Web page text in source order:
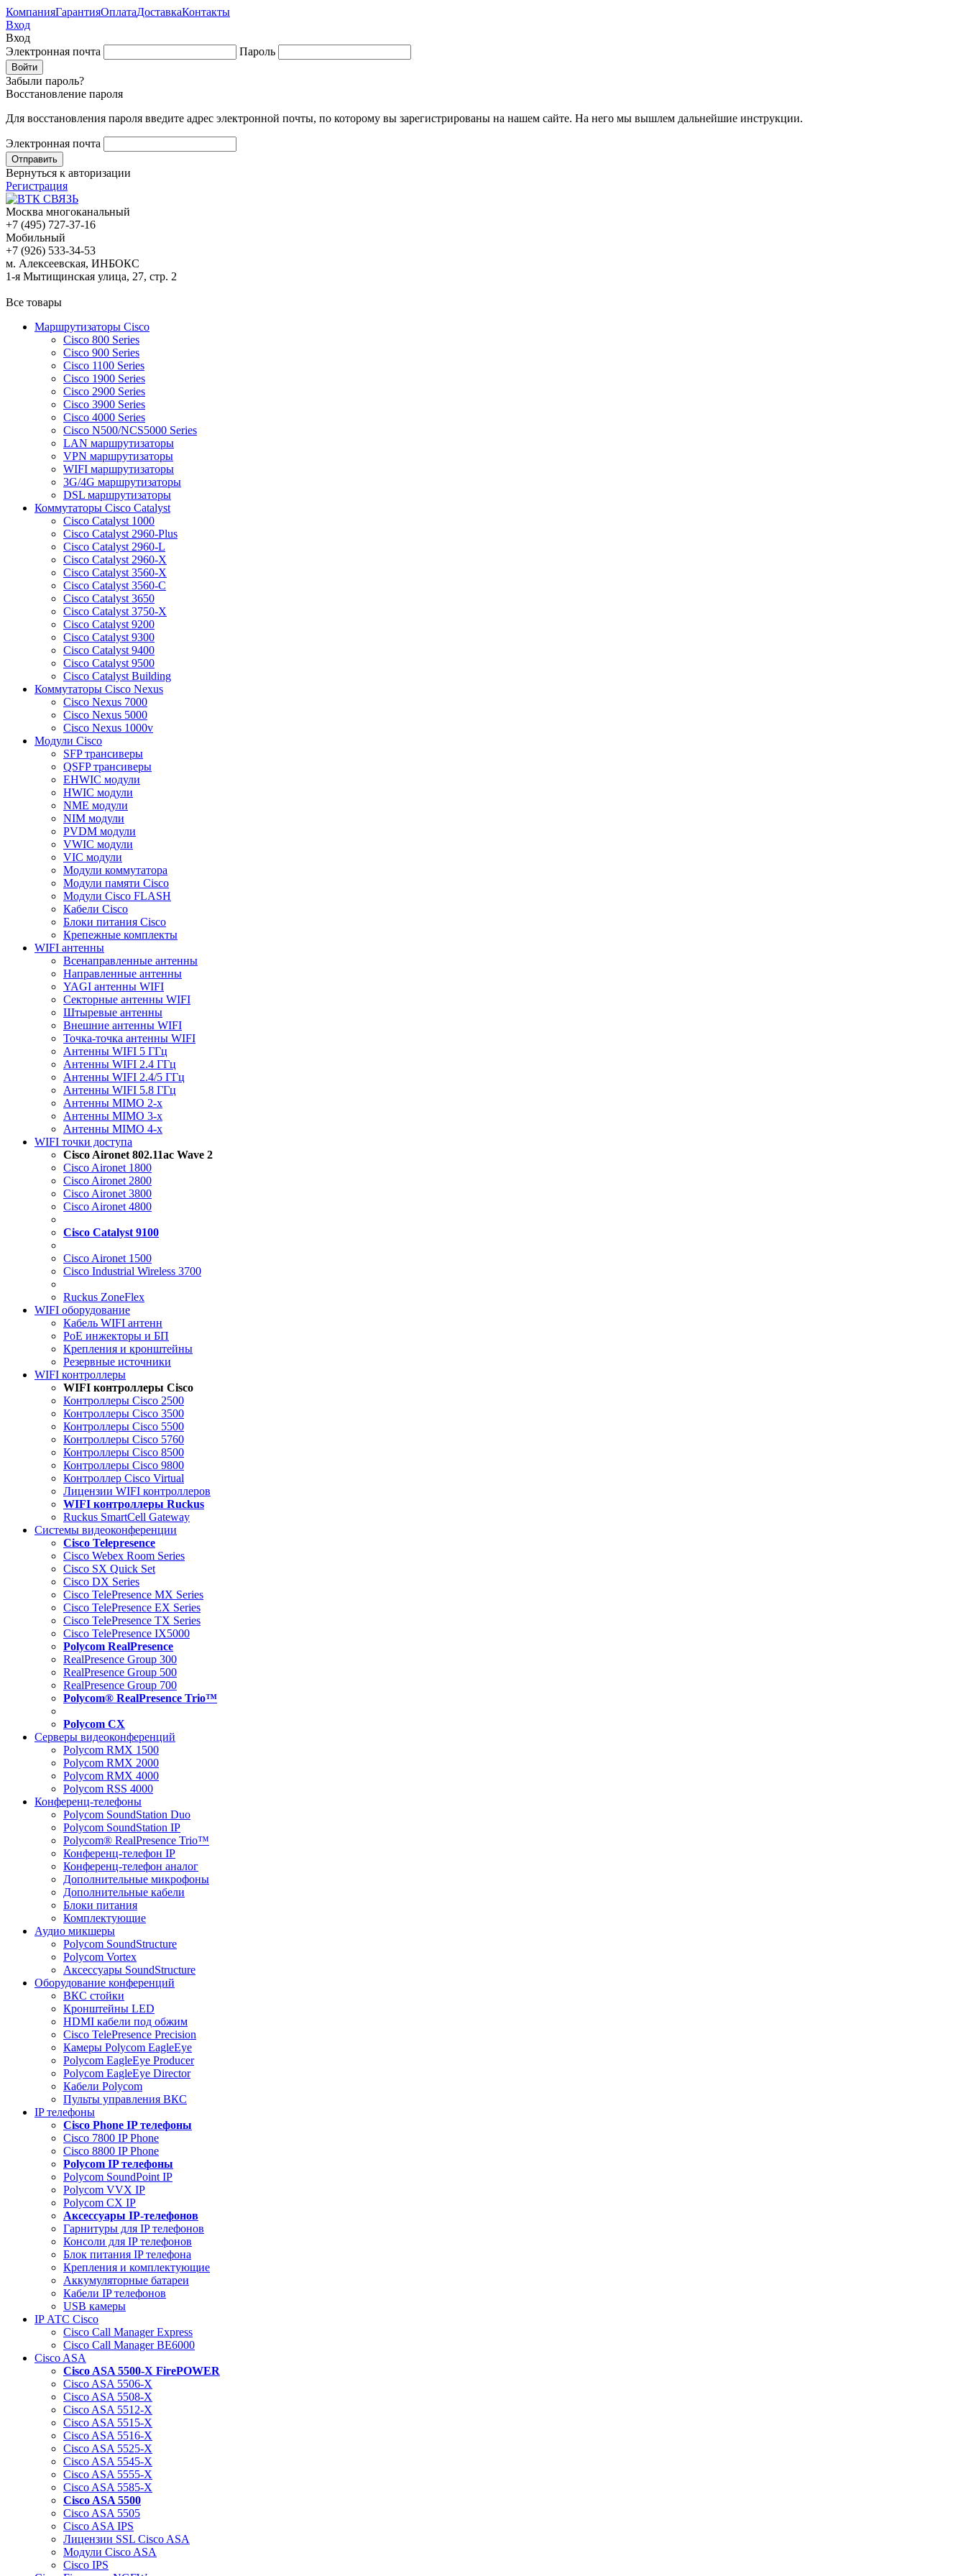
КомпанияГарантияОплатаДоставкаКонтакты
Вход
Вход
Электронная почта
Пароль
Забыли пароль?
Восстановление пароля
Для восстановления пароля введите адрес электронной почты, по которому вы зарегистрированы на нашем сайте. На него мы вышлем дальнейшие инструкции.
Электронная почта
Вернуться к авторизации
Регистрация
Москва многоканальный
+7 (495) 727-37-16
Мобильный
+7 (926) 533-34-53
м. Алексеевская, ИНБОКС
1-я Мытищинская улица, 27, стр. 2
Все товары
Маршрутизаторы Cisco
Cisco 800 Series
Cisco 900 Series
Cisco 1100 Series
Cisco 1900 Series
Cisco 2900 Series
Cisco 3900 Series
Cisco 4000 Series
Cisco N500/NCS5000 Series
LAN маршрутизаторы
VPN маршрутизаторы
WIFI маршрутизаторы
3G/4G маршрутизаторы
DSL маршрутизаторы
Коммутаторы Cisco Catalyst
Cisco Catalyst 1000
Cisco Catalyst 2960-Plus
Cisco Catalyst 2960-L
Cisco Catalyst 2960-X
Cisco Catalyst 3560-X
Cisco Catalyst 3560-C
Cisco Catalyst 3650
Cisco Catalyst 3750-X
Cisco Catalyst 9200
Cisco Catalyst 9300
Cisco Catalyst 9400
Cisco Catalyst 9500
Cisco Catalyst Building
Коммутаторы Cisco Nexus
Cisco Nexus 7000
Cisco Nexus 5000
Cisco Nexus 1000v
Модули Cisco
SFP трансиверы
QSFP трансиверы
EHWIC модули
HWIC модули
NME модули
NIM модули
PVDM модули
VWIC модули
VIC модули
Модули коммутатора
Модули памяти Cisco
Модули Cisco FLASH
Кабели Cisco
Блоки питания Cisco
Крепежные комплекты
WIFI антенны
Всенаправленные антенны
Направленные антенны
YAGI антенны WIFI
Секторные антенны WIFI
Штыревые антенны
Внешние антенны WIFI
Точка-точка антенны WIFI
Антенны WIFI 5 ГГц
Антенны WIFI 2.4 ГГц
Антенны WIFI 2.4/5 ГГц
Антенны WIFI 5.8 ГГц
Антенны MIMO 2-x
Антенны MIMO 3-x
Антенны MIMO 4-x
WIFI точки доступа
Cisco Aironet 802.11ac Wave 2
Cisco Aironet 1800
Cisco Aironet 2800
Cisco Aironet 3800
Cisco Aironet 4800
Cisco Catalyst 9100
Cisco Aironet 1500
Cisco Industrial Wireless 3700
Ruckus ZoneFlex
WIFI оборудование
Кабель WIFI антенн
PoE инжекторы и БП
Крепления и кронштейны
Резервные источники
WIFI контроллеры
WIFI контроллеры Cisco
Контроллеры Cisco 2500
Контроллеры Cisco 3500
Контроллеры Cisco 5500
Контроллеры Cisco 5760
Контроллеры Cisco 8500
Контроллеры Cisco 9800
Контроллер Cisco Virtual
Лицензии WIFI контроллеров
WIFI контроллеры Ruckus
Ruckus SmartCell Gateway
Системы видеоконференции
Cisco Telepresence
Cisco Webex Room Series
Cisco SX Quick Set
Cisco DX Series
Cisco TelePresence MX Series
Cisco TelePresence EX Series
Cisco TelePresence TX Series
Cisco TelePresence IX5000
Polycom RealPresence
RealPresence Group 300
RealPresence Group 500
RealPresence Group 700
Polycom® RealPresence Trio™
Polycom CX
Серверы видеоконференций
Polycom RMX 1500
Polycom RMX 2000
Polycom RMX 4000
Polycom RSS 4000
Конференц-телефоны
Polycom SoundStation Duo
Polycom SoundStation IP
Polycom® RealPresence Trio™
Конференц-телефон IP
Конференц-телефон аналог
Дополнительные микрофоны
Дополнительные кабели
Блоки питания
Комплектующие
Аудио микшеры
Polycom SoundStructure
Polycom Vortex
Аксессуары SoundStructure
Оборудование конференций
ВКС стойки
Кронштейны LED
HDMI кабели под обжим
Cisco TelePresence Precision
Камеры Polycom EagleEye
Polycom EagleEye Producer
Polycom EagleEye Director
Кабели Polycom
Пульты управления ВКС
IP телефоны
Сisco Phone IP телефоны
Cisco 7800 IP Phone
Cisco 8800 IP Phone
Polycom IP телефоны
Polycom SoundPoint IP
Polycom VVX IP
Polycom CX IP
Аксессуары IP-телефонов
Гарнитуры для IP телефонов
Консоли для IP телефонов
Блок питания IP телефона
Крепления и комплектующие
Аккумуляторные батареи
Кабели IP телефонов
USB камеры
IP АТС Cisco
Cisco Call Manager Express
Cisco Call Manager BE6000
Cisco ASA
Cisco ASA 5500-X FirePOWER
Cisco ASA 5506-X
Cisco ASA 5508-X
Cisco ASA 5512-X
Cisco ASA 5515-X
Cisco ASA 5516-X
Cisco ASA 5525-X
Cisco ASA 5545-X
Cisco ASA 5555-X
Cisco ASA 5585-X
Cisco ASA 5500
Cisco ASA 5505
Cisco ASA IPS
Лицензии SSL Cisco ASA
Модули Cisco ASA
Cisco IPS